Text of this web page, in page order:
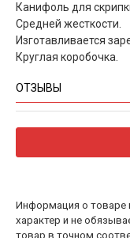
Канифоль для
Средней жесткости.
Изготавливается
Круглая коробочка.
ОТЗЫВЫ
Информация о товаре
характер и не
товар в точном